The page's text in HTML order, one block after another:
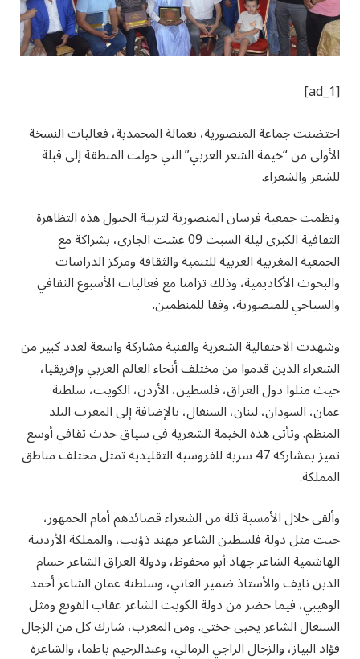
[ad_1]
احتضنت جماعة المنصورية، بعمالة المحمدية، فعاليات النسخة
الأولى من “خيمة الشعر العربي” التي حولت المنطقة إلى قبلة
للشعر والشعراء.
ونظمت جمعية فرسان المنصورية لتربية الخيول هذه التظاهرة
الثقافية الكبرى ليلة السبت 09 غشت الجاري، بشراكة مع
الجمعية المغربية العربية للتنمية والثقافة ومركز الدراسات
والبحوث الأكاديمية، وذلك تزامنا مع فعاليات الأسبوع الثقافي
والسياحي للمنصورية، وفقا للمنظمين.
وشهدت الاحتفالية الشعرية والفنية مشاركة واسعة لعدد كبير من
الشعراء الذين قدموا من مختلف أنحاء العالم العربي وإفريقيا،
حيث مثلوا دول العراق، فلسطين، الأردن، الكويت، سلطنة
عمان، السودان، لبنان، السنغال، بالإضافة إلى المغرب البلد
المنظم. وتأتي هذه الخيمة الشعرية في سياق حدث ثقافي أوسع
تميز بمشاركة 47 سربة للفروسية التقليدية تمثل مختلف مناطق
المملكة.
وألقى خلال الأمسية ثلة من الشعراء قصائدهم أمام الجمهور،
حيث مثل دولة فلسطين الشاعر مهند ذؤيب، والمملكة الأردنية
الهاشمية الشاعر جهاد أبو محفوظ، ودولة العراق الشاعر حسام
الدين نايف والأستاذ ضمير العاني، وسلطنة عمان الشاعر أحمد
الوهيبي، فيما حضر من دولة الكويت الشاعر عقاب القوبع ومثل
السنغال الشاعر يحيى جختي. ومن المغرب، شارك كل من الزجال
فؤاد البياز، والزجال الراجي الرمالي، وعبدالرحيم باطما، والشاعرة